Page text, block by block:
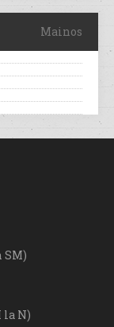
Mainos
SM)
la N)